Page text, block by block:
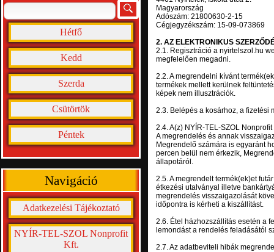
Hétfő
Kedd
Szerda
Csütörtök
Péntek
Navigáció
Adatkezelési Tájékoztató
NYÍR-TEL-SZOL Nonprofit
Kft.
Magyarország
Adószám: 21800630-2-15
Cégjegyzékszám: 15-09-073869
2. AZ ELEKTRONIKUS
2.1. Regisztráció a nyirtelszol.hu
megfelelően megadni.
2.2. A megrendelni kívánt
termékek mellett kerülnek
képek nem illusztrációk.
2.3. Belépés a kosárhoz, a fizetési
2.4. A(z) NYÍR-TEL-SZOL
A megrendelés és annak
Megrendelő számára is egyaránt
percen belül nem érkezik,
állapotáról.
2.5. A megrendelt termék(ek)et
étkezési utalványal illetve
megrendelés visszaigazolását
időpontra is kérheti a kiszállítást.
2.6. Étel házhozszállítás esetén a
lemondást a rendelés feladásától
2.7. Az adatbeviteli hibák